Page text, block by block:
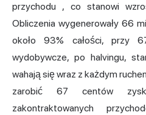
przychodu , co stanowi
Obliczenia wygenerowały 66
około 93% całości, przy
wydobywcze, po halvingu,
wahają się wraz z każdym
zarobić 67 centów
zakontraktowanych